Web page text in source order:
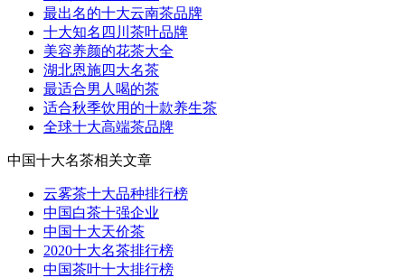
最出名的十大云南茶品牌
十大知名四川茶叶品牌
美容养颜的花茶大全
湖北恩施四大名茶
最适合男人喝的茶
适合秋季饮用的十款养生茶
全球十大高端茶品牌
中国十大名茶相关文章
云雾茶十大品种排行榜
中国白茶十强企业
中国十大天价茶
2020十大名茶排行榜
中国茶叶十大排行榜